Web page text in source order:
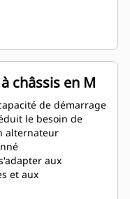
économies de
un poids minimal
châssis en M
de démarrage
le besoin de
alternateur
aux
et aux